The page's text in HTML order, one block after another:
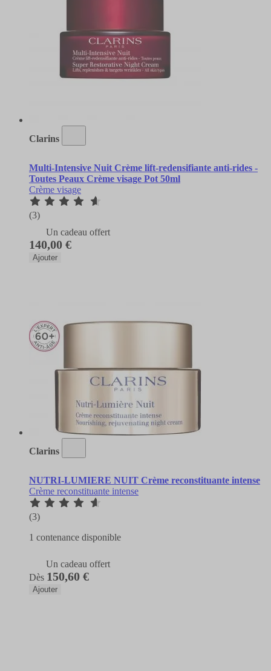
Clarins
Multi-Intensive Nuit Crème lift-redensifiante anti-rides -
Toutes Peaux Crème visage Pot 50ml
Crème visage
(3)
Un cadeau offert
140,00 €
Ajouter
Clarins
NUTRI-LUMIERE NUIT Crème reconstituante intense
Crème reconstituante intense
(3)
1 contenance disponible
Un cadeau offert
Dès 150,60 €
Ajouter